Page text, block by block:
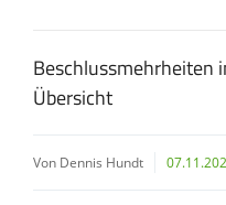
Beschlussmehrheiten
Übersicht
Von Dennis Hundt